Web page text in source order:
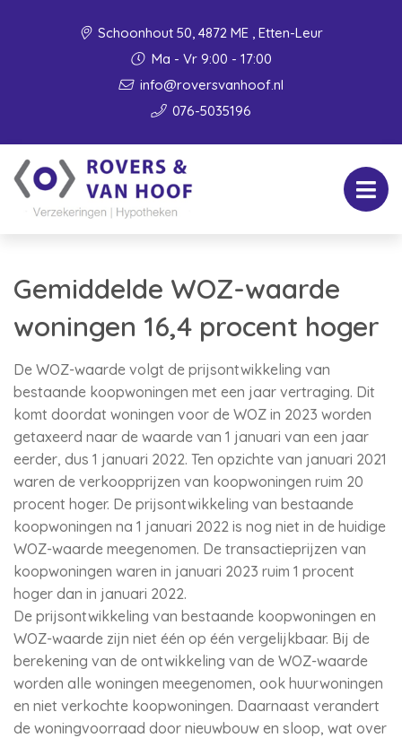
Schoonhout 50, 4872 ME , Etten-Leur
Ma - Vr 9:00 - 17:00
info@roversvanhoof.nl
076-5035196
Gemiddelde WOZ-waarde
woningen 16,4 procent hoger
De WOZ-waarde volgt de prijsontwikkeling van
bestaande koopwoningen met een jaar vertraging. Dit
komt doordat woningen voor de WOZ in 2023 worden
getaxeerd naar de waarde van 1 januari van een jaar
eerder, dus 1 januari 2022. Ten opzichte van januari 2021
waren de verkoopprijzen van koopwoningen ruim 20
procent hoger. De prijsontwikkeling van bestaande
koopwoningen na 1 januari 2022 is nog niet in de huidige
WOZ-waarde meegenomen. De transactieprijzen van
koopwoningen waren in januari 2023 ruim 1 procent
hoger dan in januari 2022.
De prijsontwikkeling van bestaande koopwoningen en
WOZ-waarde zijn niet één op één vergelijkbaar. Bij de
berekening van de ontwikkeling van de WOZ-waarde
worden alle woningen meegenomen, ook huurwoningen
en niet verkochte koopwoningen. Daarnaast verandert
de woningvoorraad door nieuwbouw en sloop, wat over